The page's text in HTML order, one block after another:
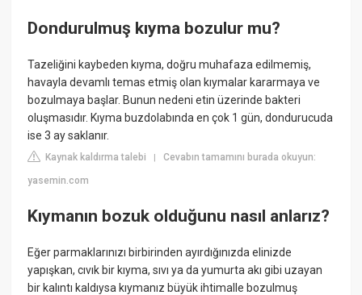
Dondurulmuş kıyma bozulur mu?
Tazeliğini kaybeden kıyma, doğru muhafaza edilmemiş,
havayla devamlı temas etmiş olan kıymalar kararmaya ve
bozulmaya başlar. Bunun nedeni etin üzerinde bakteri
oluşmasıdır. Kıyma buzdolabında en çok 1 gün, dondurucuda
ise 3 ay saklanır.
Kaynak kaldırma talebi |Cevabın tamamını burada okuyun:
yasemin.com
Kıymanın bozuk olduğunu nasıl anlarız?
Eğer parmaklarınızı birbirinden ayırdığınızda elinizde
yapışkan, cıvık bir kıyma, sıvı ya da yumurta akı gibi uzayan
bir kalıntı kaldıysa kıymanız büyük ihtimalle bozulmuş